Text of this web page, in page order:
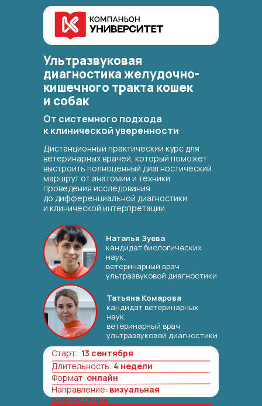
Ультразвуковая
диагностика желудочно-
кишечного тракта кошек
и собак
Дистанционный практический курс для
ветеринарных врачей, который поможет
выстроить полноценный диагностический
маршрут от анатомии и техники
проведения исследования
до дифференциальной диагностики
и клинической интерпретации.
От системного подхода
к клинической уверенности
Татьяна Комарова
кандидат ветеринарных
наук,
ветеринарный врач
ультразвуковой диагностики
Наталья Зуева
кандидат биологических
наук,
ветеринарный врач
ультразвуковой диагностики
Старт:
Длительность: 4 недели
Формат: онлайн
Направление: визуальная
диагностика
13 сентября